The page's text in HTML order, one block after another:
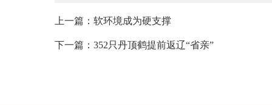
上一篇：软环境成为硬支撑
下一篇：352只丹顶鹤提前返辽“省亲”